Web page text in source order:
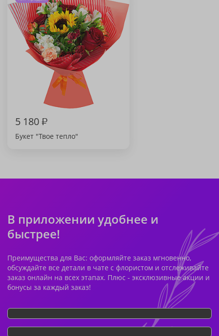
5 180₽
Букет "Твое тепло"
В приложении удобнее и
быстрее!
Преимущества для Вас: оформляйте заказ мгновенно,
обсуждайте все детали в чате с флористом и отслеживайте
заказ онлайн на всех этапах. Плюс - эксклюзивные акции и
бонусы за каждый заказ!